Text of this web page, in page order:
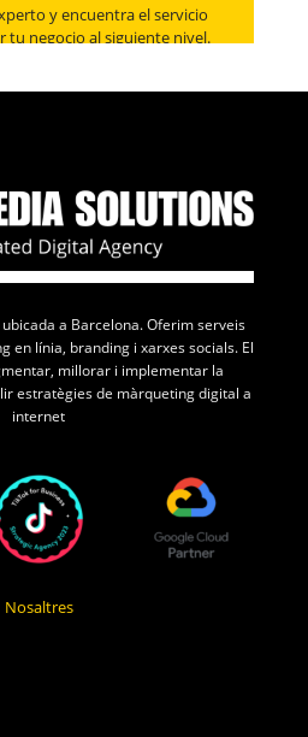
y encuentra el servicio
tu negocio al siguiente nivel.
a Barcelona. Oferim serveis
en línia, branding i xarxes socials. El
millorar i implementar la
estratègies de màrqueting digital a
internet
Nosaltres